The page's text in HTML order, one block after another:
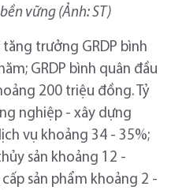
vững (Ảnh: ST)
trưởng GRDP bình
GRDP bình quân đầu
200 triệu đồng. Tỷ
nghiệp - xây dựng
vụ khoảng 34 - 35%;
sản khoảng 12 -
sản phẩm khoảng 2 -